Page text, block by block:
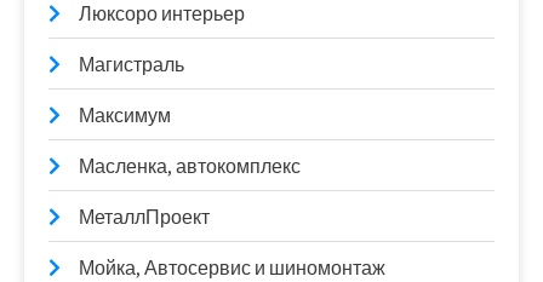
Люксоро интерьер
Магистраль
Максимум
Масленка, автокомплекс
МеталлПроект
Мойка, Автосервис и шиномонтаж